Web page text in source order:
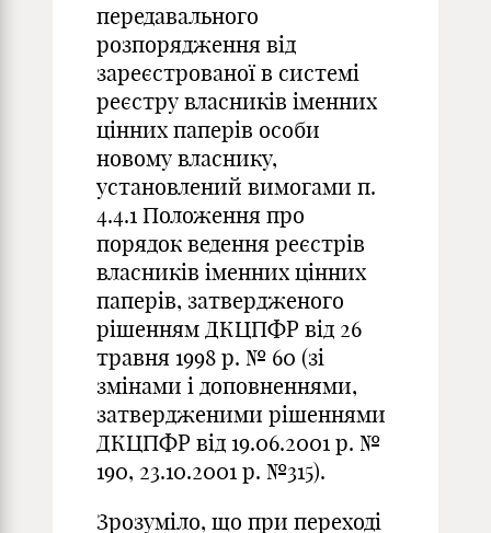
передавального
розпорядження від
зареєстрованої в системі
реєстру власників іменних
цінних паперів особи
новому власнику,
установлений вимогами п.
4.4.1 Положення про
порядок ведення реєстрів
власників іменних цінних
паперів, затвердженого
рішенням ДКЦПФР від 26
травня 1998 р. № 60 (зі
змінами і доповненнями,
затвердженими рішеннями
ДКЦПФР від 19.06.2001 р. №
190, 23.10.2001 р. №315).
Зрозуміло, що при переході